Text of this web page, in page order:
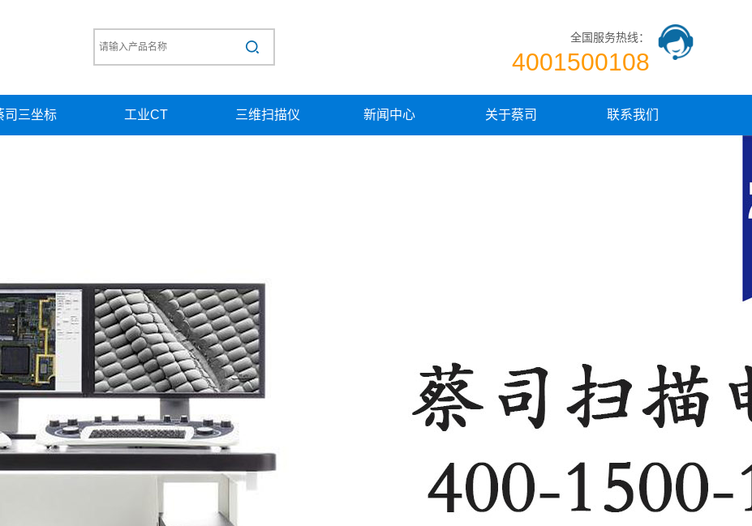
全国服务热线：
4001500108
司三坐标 工业CT 三维扫描仪 新闻中心 关于蔡司 联系我们